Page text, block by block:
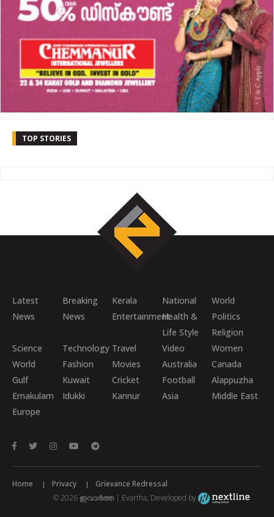
TOP STORIES
Latest
News
Breaking
News
Kerala National
World
EntertainmentHealth &
Life Style
Politics
Religion
Science
World
Technology Travel Video
Women
Fashion
Movies Australia
Canada
Gulf
Kuwait Cricket Football
Alappuzha
Ernakulam
Idukki Kannur Asia
Middle East
Europe
Home Privacy
Grievance Redressal
© 2026 ഇവാർത്ത | Evartha; Developed by